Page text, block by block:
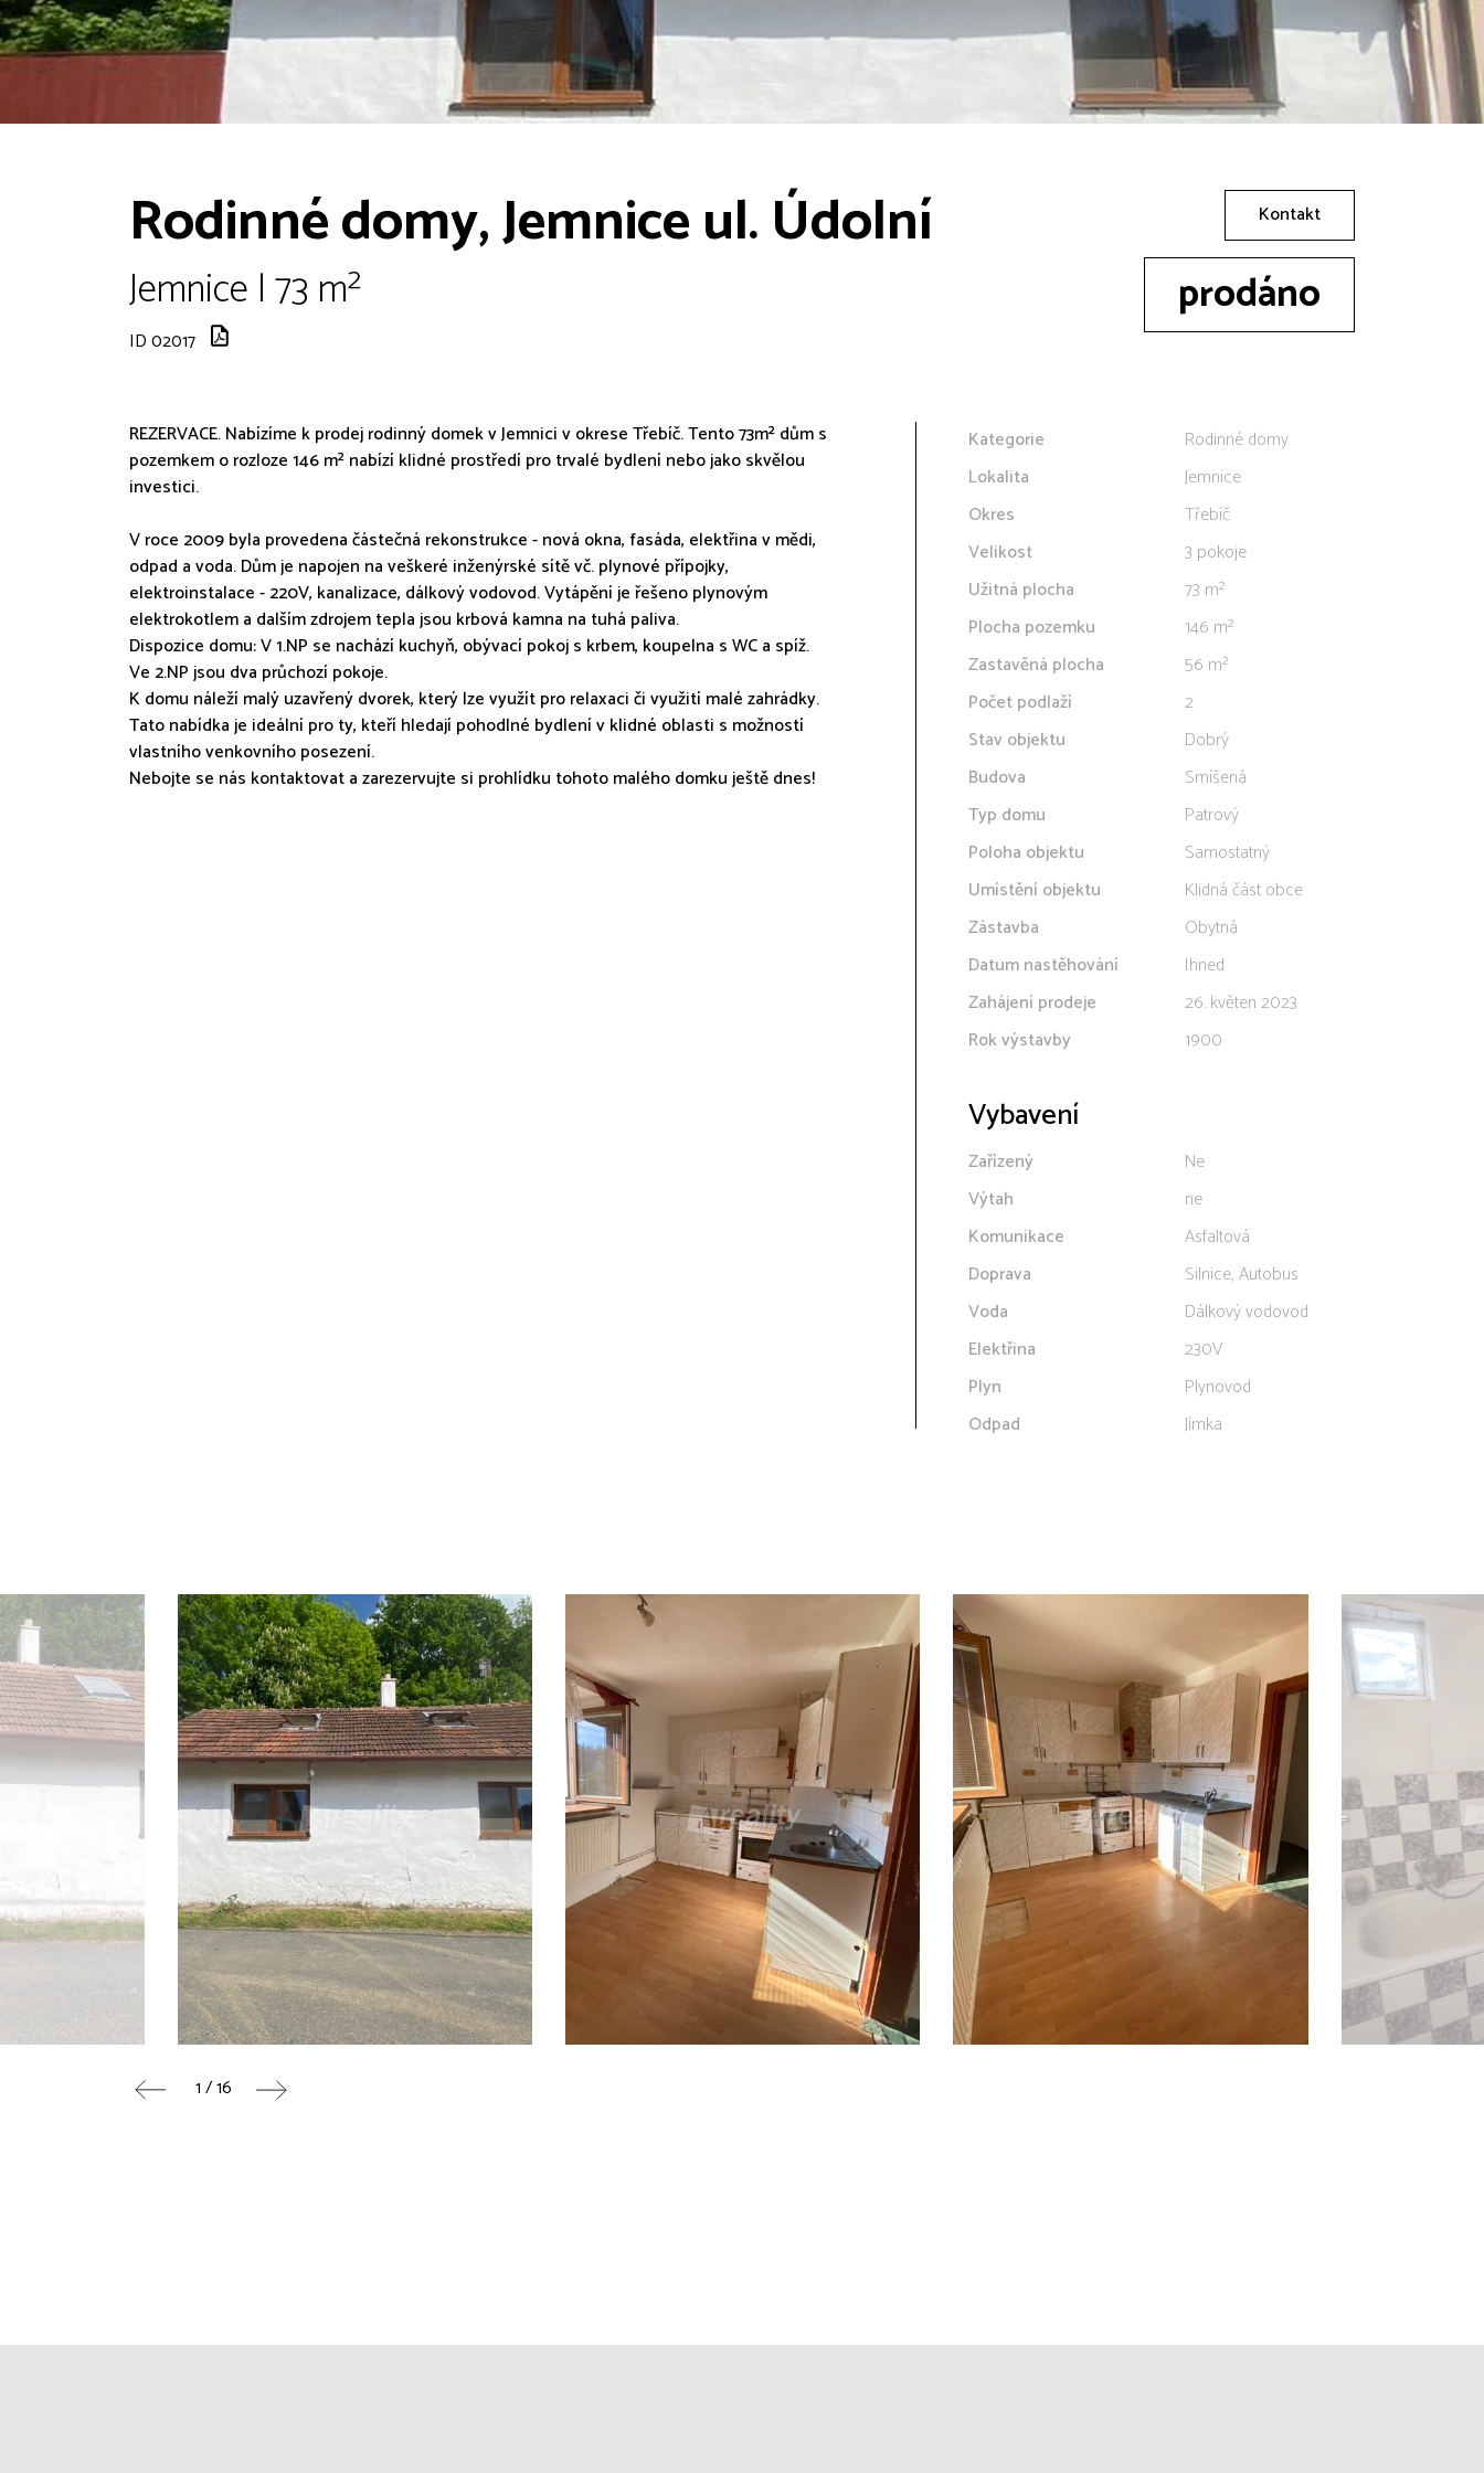
Rodinné domy, Jemnice ul. Údolní
Jemnice | 73 m²
ID 02017
Kontakt
prodáno
REZERVACE. Nabízíme k prodej rodinný domek v Jemnici v okrese Třebíč. Tento 73m² dům s
pozemkem o rozloze 146 m² nabízí klidné prostředí pro trvalé bydlení nebo jako skvělou
investici.
V roce 2009 byla provedena částečná rekonstrukce - nová okna, fasáda, elektřina v mědi,
odpad a voda. Dům je napojen na veškeré inženýrské sítě vč. plynové přípojky,
elektroinstalace - 220V, kanalizace, dálkový vodovod. Vytápění je řešeno plynovým
elektrokotlem a dalším zdrojem tepla jsou krbová kamna na tuhá paliva.
Dispozice domu: V 1.NP se nachází kuchyň, obývací pokoj s krbem, koupelna s WC a spíž.
Ve 2.NP jsou dva průchozí pokoje.
K domu náleží malý uzavřený dvorek, který lze využít pro relaxaci či využití malé zahrádky.
Tato nabídka je ideální pro ty, kteří hledají pohodlné bydlení v klidné oblasti s možností
vlastního venkovního posezení.
Nebojte se nás kontaktovat a zarezervujte si prohlídku tohoto malého domku ještě dnes!
Kategorie
Rodinné domy
Lokalita
Jemnice
Okres
Třebíč
Velikost
3 pokoje
Užitná plocha
73 m²
Plocha pozemku
146 m²
Zastavěná plocha
56 m²
Počet podlaží
2
Stav objektu
Dobrý
Budova
Smíšená
Typ domu
Patrový
Poloha objektu
Samostatný
Umístění objektu
Klidná část obce
Zástavba
Obytná
Datum nastěhování
Ihned
Zahájení prodeje
26. květen 2023
Rok výstavby
1900
Vybavení
Zařízený
Ne
Výtah
ne
Komunikace
Asfaltová
Doprava
Silnice, Autobus
Voda
Dálkový vodovod
Elektřina
230V
Plyn
Plynovod
Odpad
Jímka
1 / 16